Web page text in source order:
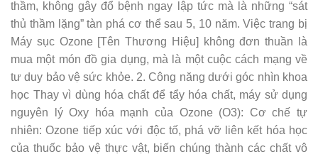
thầm, không gây đổ bệnh ngay lập tức mà là những “sát
thủ thầm lặng” tàn phá cơ thể sau 5, 10 năm. Việc trang bị
Máy sục Ozone [Tên Thương Hiệu] không đơn thuần là
mua một món đồ gia dụng, mà là một cuộc cách mạng về
tư duy bảo vệ sức khỏe. 2. Công năng dưới góc nhìn khoa
học Thay vì dùng hóa chất để tẩy hóa chất, máy sử dụng
nguyên lý Oxy hóa mạnh của Ozone (O3): Cơ chế tự
nhiên: Ozone tiếp xúc với độc tố, phá vỡ liên kết hóa học
của thuốc bảo vệ thực vật, biến chúng thành các chất vô